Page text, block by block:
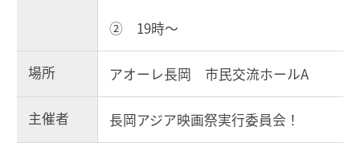
② 19時～
場所 アオーレ長岡 市民交流ホールA
主催者 長岡アジア映画祭実行委員会！